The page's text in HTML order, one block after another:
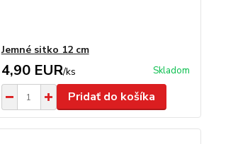
Jemné sitko 12 cm
4,90 EUR/ks Skladom
Pridať do košíka